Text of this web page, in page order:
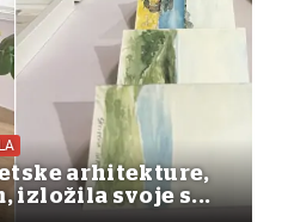
arhitekture,
izložila svoje s...